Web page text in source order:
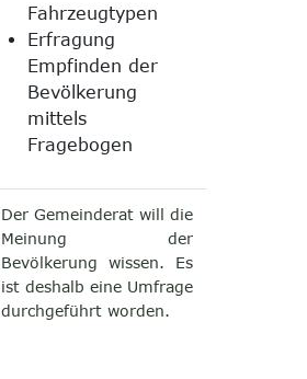
Fahrzeugtypen
Erfragung
Empfinden der
Bevölkerung
mittels
Fragebogen
Der Gemeinderat will die
Meinung der
Bevölkerung wissen. Es
ist deshalb eine Umfrage
durchgeführt worden.